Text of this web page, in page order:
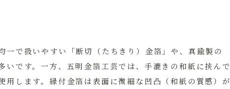
一で扱いやすい「断切（たちきり）金箔」や、真鍮製の
いです。一方、五明金箔工芸では、手漉きの和紙に挟んで
用します。縁付金箔は表面に微細な凹凸（和紙の質感）が